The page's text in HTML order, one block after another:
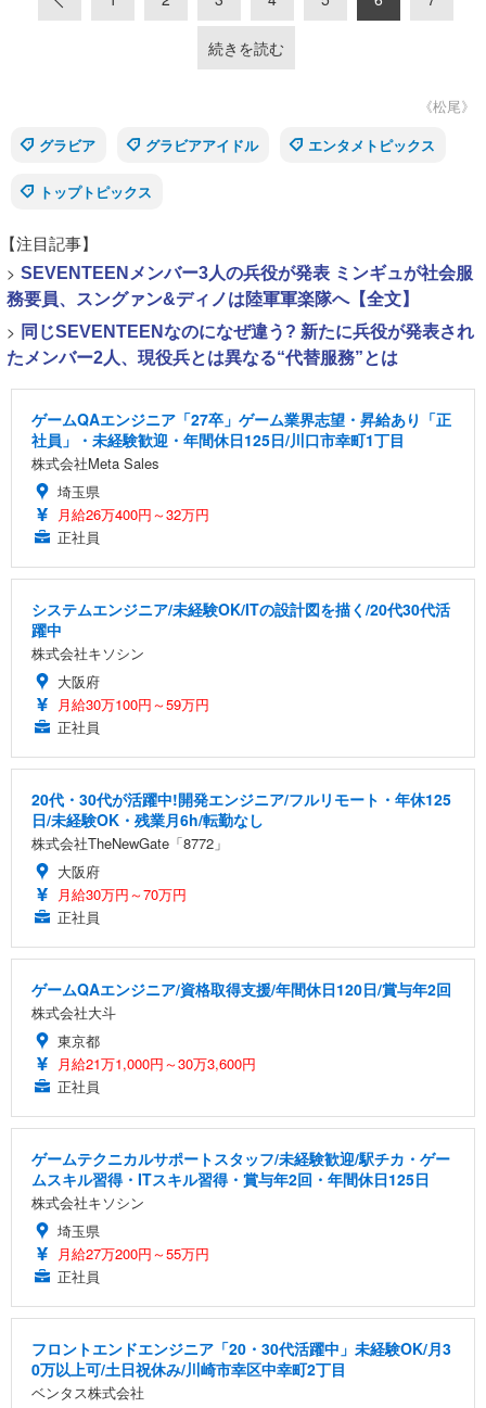
続きを読む
《松尾》
グラビア
グラビアアイドル エンタメトピックス
トップトピックス
【注目記事】
> SEVENTEENメンバー3人の兵役が発表 ミンギュが社会服
務要員、スングァン&ディノは陸軍軍楽隊へ【全文】
> 同じSEVENTEENなのになぜ違う? 新たに兵役が発表され
たメンバー2人、現役兵とは異なる“代替服務”とは
ゲームQAエンジニア「27卒」ゲーム業界志望・昇給あり「正
社員」・未経験歓迎・年間休日125日/川口市幸町1丁目
株式会社Meta Sales
埼玉県
月給26万400円～32万円
正社員
システムエンジニア/未経験OK/ITの設計図を描く/20代30代活
躍中
株式会社キソシン
大阪府
月給30万100円～59万円
正社員
20代・30代が活躍中!開発エンジニア/フルリモート・年休125
日/未経験OK・残業月6h/転勤なし
株式会社TheNewGate「8772」
大阪府
月給30万円～70万円
正社員
ゲームQAエンジニア/資格取得支援/年間休日120日/賞与年2回
株式会社大斗
東京都
月給21万1,000円～30万3,600円
正社員
ゲームテクニカルサポートスタッフ/未経験歓迎/駅チカ・ゲー
ムスキル習得・ITスキル習得・賞与年2回・年間休日125日
株式会社キソシン
埼玉県
月給27万200円～55万円
正社員
フロントエンドエンジニア「20・30代活躍中」未経験OK/月3
0万以上可/土日祝休み/川崎市幸区中幸町2丁目
ベンタス株式会社